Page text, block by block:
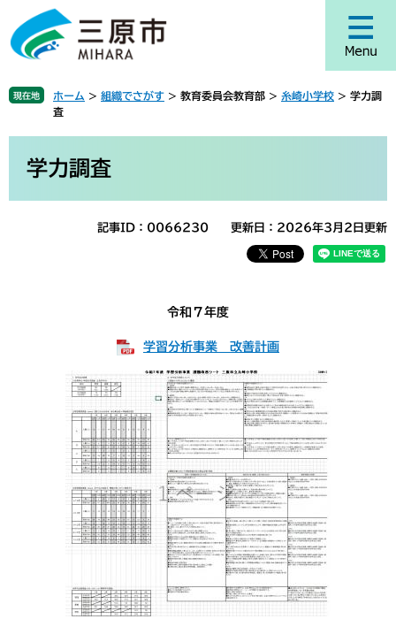
ジ
頭
す
ュ
飛
し
現在地 ホーム > 組織でさがす > 教育委員会教育部 > 糸崎小学校 > 学力調
査
学力調査
記事ID：0066230 更新日：2026年3月2日更新
令和７年度
学習分析事業 改善計画